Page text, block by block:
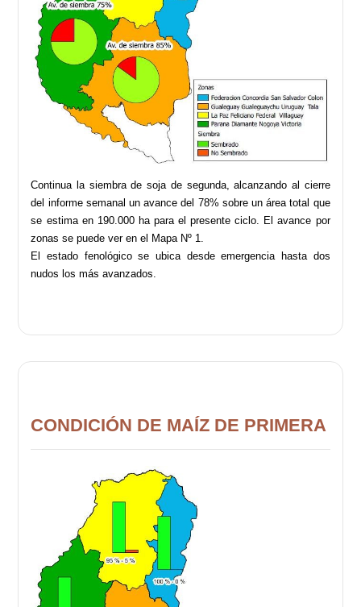
Continua la siembra de soja de segunda, alcanzando al cierre
del informe semanal un avance del 78% sobre un área total que
se estima en 190.000 ha para el presente ciclo. El avance por
zonas se puede ver en el Mapa Nº 1.
El estado fenológico se ubica desde emergencia hasta dos
nudos los más avanzados.
CONDICIÓN DE MAÍZ DE PRIMERA